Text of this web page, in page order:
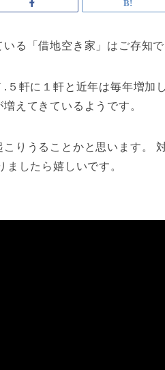
る「借地空き家」はご存知で
５軒に１軒と近年は毎年増加
えてきているようです。
りうることかと思います。
ましたら嬉しいです。